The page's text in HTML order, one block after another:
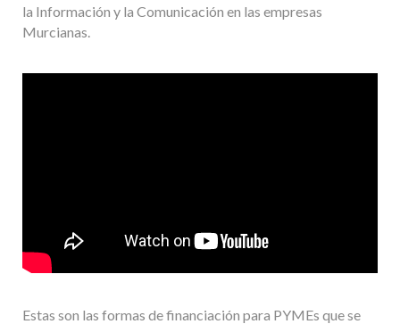
la Información y la Comunicación en las empresas
Murcianas.
Estas son las formas de financiación para PYMEs que se